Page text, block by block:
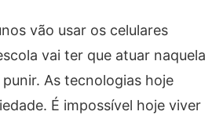
vão usar os celulares
vai ter que atuar naquela
As tecnologias hoje
É impossível hoje viver